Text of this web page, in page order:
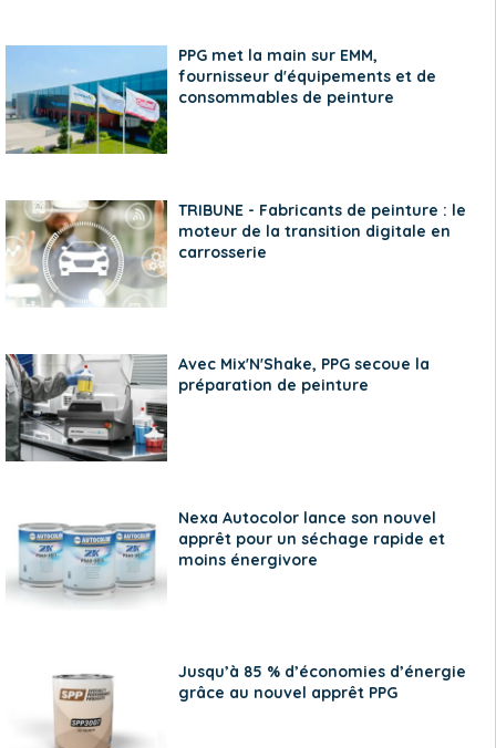
PPG met la main sur EMM,
fournisseur d'équipements et de
consommables de peinture
TRIBUNE - Fabricants de peinture : le
moteur de la transition digitale en
carrosserie
Avec Mix'N'Shake, PPG secoue la
préparation de peinture
Nexa Autocolor lance son nouvel
apprêt pour un séchage rapide et
moins énergivore
Jusqu’à 85 % d’économies d’énergie
grâce au nouvel apprêt PPG